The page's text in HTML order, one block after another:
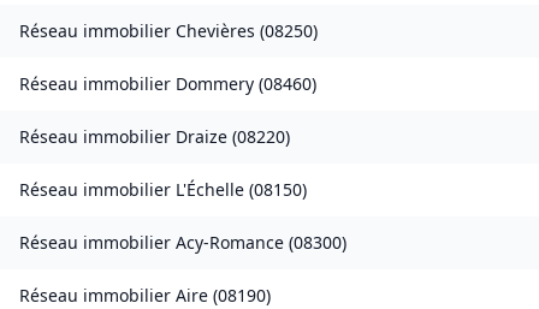
Réseau immobilier Chevières (08250)
Réseau immobilier Dommery (08460)
Réseau immobilier Draize (08220)
Réseau immobilier L'Échelle (08150)
Réseau immobilier Acy-Romance (08300)
Réseau immobilier Aire (08190)